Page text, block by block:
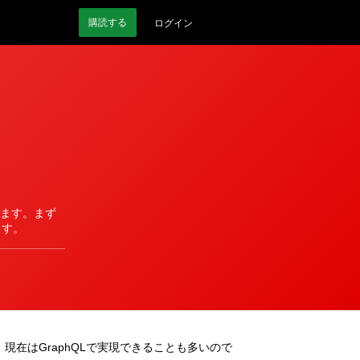
購読する ログイン
す。まず
。
在はGraphQLで実現できることも多いので